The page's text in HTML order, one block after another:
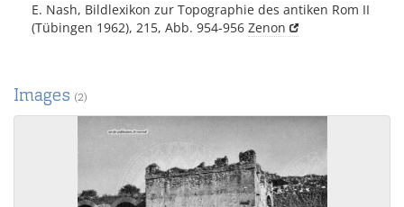
E. Nash, Bildlexikon zur Topographie des antiken Rom II
(Tübingen 1962), 215, Abb. 954-956 Zenon
Images (2)